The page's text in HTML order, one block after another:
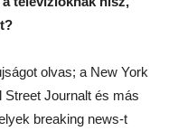
olvas; a New York
Street Journalt és más
breaking news-t